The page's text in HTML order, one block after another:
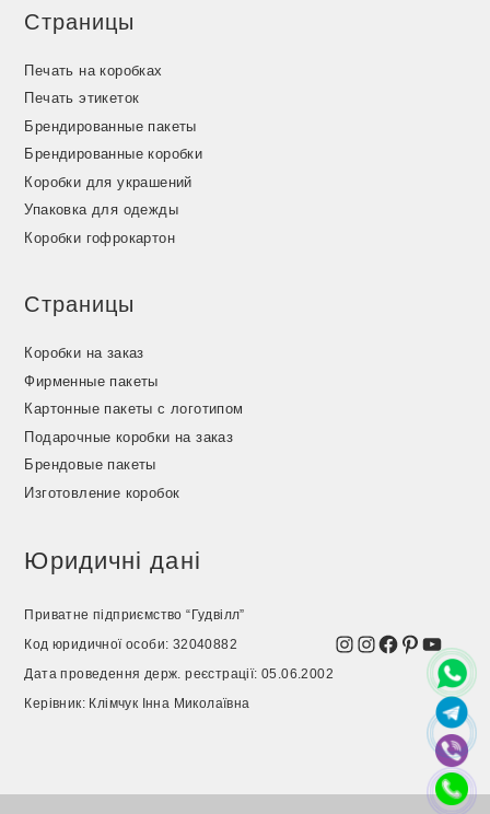
Страницы
Печать на коробках
Печать этикеток
Брендированные пакеты
Брендированные коробки
Коробки для украшений
Упаковка для одежды
Коробки гофрокартон
Страницы
Коробки на заказ
Фирменные пакеты
Картонные пакеты с логотипом
Подарочные коробки на заказ
Брендовые пакеты
Изготовление коробок
Юридичні дані
Приватне підприємство “Гудвілл”
Код юридичної особи: 32040882
Дата проведення держ. реєстрації: 05.06.2002
Керівник: Клімчук Інна Миколаївна
Instagram
Instagram
Facebook
Pinterest